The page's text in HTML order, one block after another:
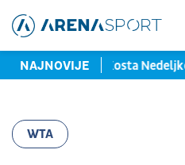
NAJNOVIJEKosta Nedeljković
WTA